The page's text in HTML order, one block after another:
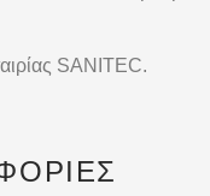
SANITEC.